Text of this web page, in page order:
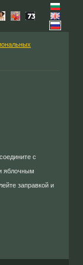
с
яблочным
заправкой и